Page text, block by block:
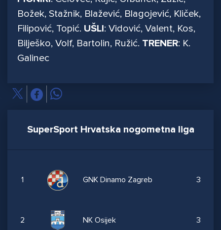
Božek, Stažnik, Blažević, Blagojević, Kliček,
Filipović, Topić. UŠLI: Vidović, Valent, Kos,
Bilješko, Volf, Bartolin, Ružić. TRENER: K.
Galinec
SuperSport Hrvatska nogometna liga
1 GNK Dinamo Zagreb 3
2 NK Osijek 3